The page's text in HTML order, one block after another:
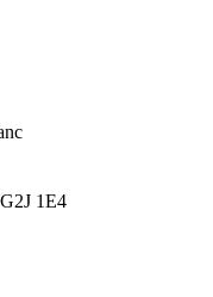
1E4